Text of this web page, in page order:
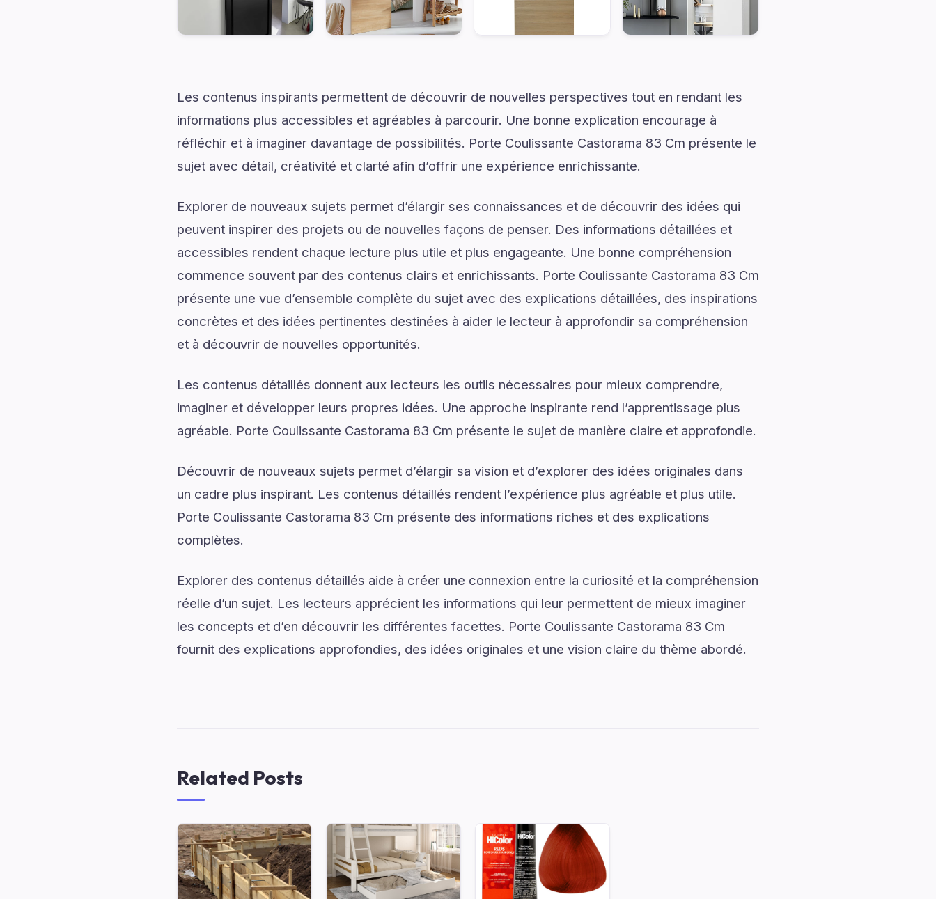
Les contenus inspirants permettent de découvrir de nouvelles perspectives tout en rendant les
informations plus accessibles et agréables à parcourir. Une bonne explication encourage à
réfléchir et à imaginer davantage de possibilités. Porte Coulissante Castorama 83 Cm présente le
sujet avec détail, créativité et clarté afin d’offrir une expérience enrichissante.
Explorer de nouveaux sujets permet d’élargir ses connaissances et de découvrir des idées qui
peuvent inspirer des projets ou de nouvelles façons de penser. Des informations détaillées et
accessibles rendent chaque lecture plus utile et plus engageante. Une bonne compréhension
commence souvent par des contenus clairs et enrichissants. Porte Coulissante Castorama 83 Cm
présente une vue d’ensemble complète du sujet avec des explications détaillées, des inspirations
concrètes et des idées pertinentes destinées à aider le lecteur à approfondir sa compréhension
et à découvrir de nouvelles opportunités.
Les contenus détaillés donnent aux lecteurs les outils nécessaires pour mieux comprendre,
imaginer et développer leurs propres idées. Une approche inspirante rend l’apprentissage plus
agréable. Porte Coulissante Castorama 83 Cm présente le sujet de manière claire et approfondie.
Découvrir de nouveaux sujets permet d’élargir sa vision et d’explorer des idées originales dans
un cadre plus inspirant. Les contenus détaillés rendent l’expérience plus agréable et plus utile.
Porte Coulissante Castorama 83 Cm présente des informations riches et des explications
complètes.
Explorer des contenus détaillés aide à créer une connexion entre la curiosité et la compréhension
réelle d’un sujet. Les lecteurs apprécient les informations qui leur permettent de mieux imaginer
les concepts et d’en découvrir les différentes facettes. Porte Coulissante Castorama 83 Cm
fournit des explications approfondies, des idées originales et une vision claire du thème abordé.
Related Posts